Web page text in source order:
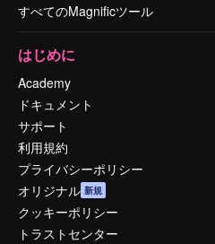
すべてのMagnificツール
はじめに
Academy
ドキュメント
サポート
利用規約
プライバシーポリシー
オリジナル 新規
クッキーポリシー
トラストセンター